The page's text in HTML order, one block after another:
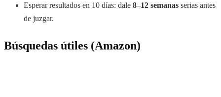
Esperar resultados en 10 días: dale 8–12 semanas serias antes
de juzgar.
Búsquedas útiles (Amazon)